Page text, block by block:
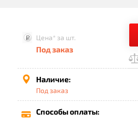
Цена* за шт.
Под заказ
Наличие:
Под заказ
Способы оплаты: